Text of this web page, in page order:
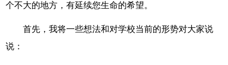
个不大的地方，有延续您生命的希望。
首先，我将一些想法和对学校当前的形势对大家说
说：